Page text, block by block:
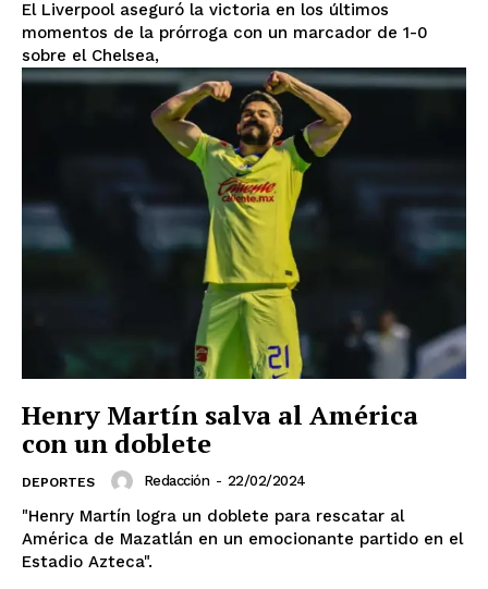
SUSCRIBIRSE
Estados
Aguascalientes Baja California
Baja California Sur Campeche
Chiapas
Chihuahua
Ciudad de México Coahuila
Durango
Guanajuato
Guerrero
Michoacán
Zacatecas Yucatán
Tlaxcala Tamaulipas Tabasco
Sonora
Sinaloa
San Luis Potosí Quintana Roo
Querétaro Puebla
El Liverpool aseguró la victoria en los últimos
momentos de la prórroga con un marcador de 1-0
sobre el Chelsea,
Henry Martín salva al América
con un doblete
DEPORTES Redacción - 22/02/2024
"Henry Martín logra un doblete para rescatar al
América de Mazatlán en un emocionante partido en el
Estadio Azteca".